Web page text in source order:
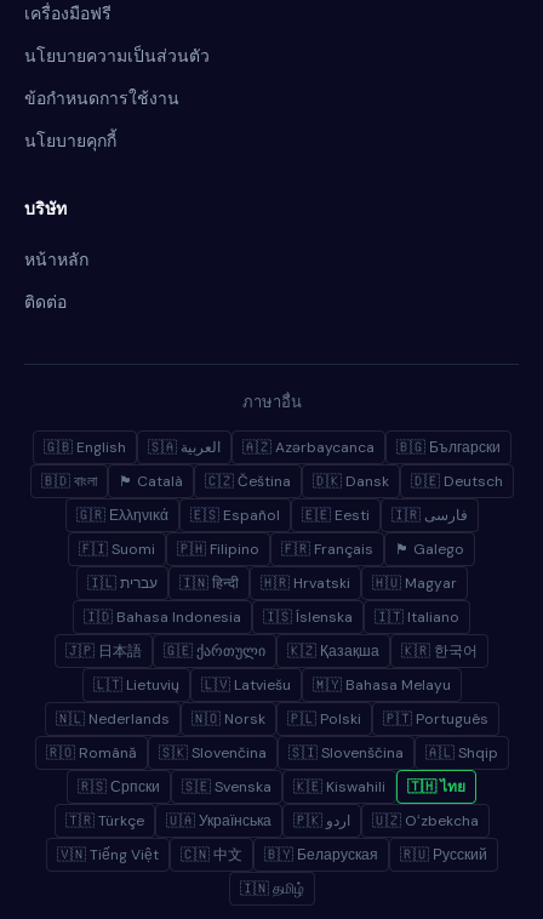
เครื่องมือฟรี
นโยบายความเป็นส่วนตัว
ข้อกำหนดการใช้งาน
นโยบายคุกกี้
บริษัท
หน้าหลัก
ติดต่อ
ภาษาอื่น
🇬🇧 English 🇸🇦 العربية 🇦🇿 Azərbaycanca
🇧🇬 Български
🇧🇩 বাংলা
🏴 Català 🇨🇿 Čeština 🇩🇰 Dansk
🇩🇪 Deutsch
🇬🇷 Ελληνικά
🇪🇸 Español 🇪🇪 Eesti
🇮🇷 فارسی
🇫🇮 Suomi
🇵🇭 Filipino 🇫🇷 Français
🏴 Galego
🇮🇱 עברית
🇮🇳 हिन्दी 🇭🇷 Hrvatski
🇭🇺 Magyar
🇮🇩 Bahasa Indonesia
🇮🇸 Íslenska
🇮🇹 Italiano
🇯🇵 日本語
🇬🇪 ქართული 🇰🇿 Қазақша
🇰🇷 한국어
🇱🇹 Lietuvių
🇱🇻 Latviešu
🇲🇾 Bahasa Melayu
🇳🇱 Nederlands
🇳🇴 Norsk 🇵🇱 Polski
🇵🇹 Português
🇷🇴 Română
🇸🇰 Slovenčina 🇸🇮 Slovenščina
🇦🇱 Shqip
🇷🇸 Српски
🇸🇪 Svenska 🇰🇪 Kiswahili
🇹🇭 ไทย
🇹🇷 Türkçe
🇺🇦 Українська 🇵🇰 اردو
🇺🇿 Oʻzbekcha
🇻🇳 Tiếng Việt
🇨🇳 中文 🇧🇾 Беларуская
🇷🇺 Русский
🇮🇳 தமிழ்